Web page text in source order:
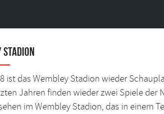
Stadion
ist das Wembley Stadion wieder
Jahren finden wieder zwei Spiele der
im Wembley Stadion, das in einem